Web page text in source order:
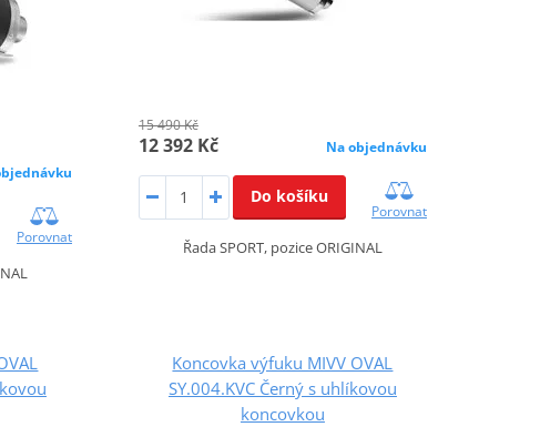
Porovnat
15 490 Kč
12 392 Kč Na objednávku
Do košíku
Porovnat
Řada SPORT, pozice ORIGINAL
Koncovka výfuku MIVV OVAL
SY.004.KVC Černý s uhlíkovou
koncovkou